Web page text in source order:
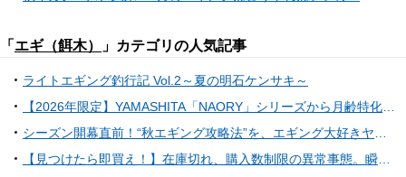
「 エギ（餌木） 」カテゴリの人気記事
ライトエギング釣行記 Vol.2～夏の明石ケンサキ～
【2026年限定】YAMASHITA「NAORY」シリーズから月齢特化の限定カラーが7月上旬に登場！夏の夜遊びを熱くする3色を徹底解説
シーズン開幕直前！“秋エギング攻略法”を、エギング大好きヤマシタスタッフが徹底解説！！
【見つけたら即買え！】在庫切れ、購入数制限の異常事態。瞬速で釣具店から消えていくエギの正体は？